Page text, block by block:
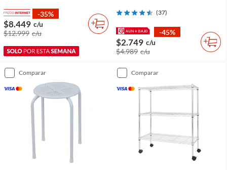
-35%
$8.449 c/u
$12.999 c/u
(37)
-45%
$2.749 c/u
$4.989 c/u
comparar comparar